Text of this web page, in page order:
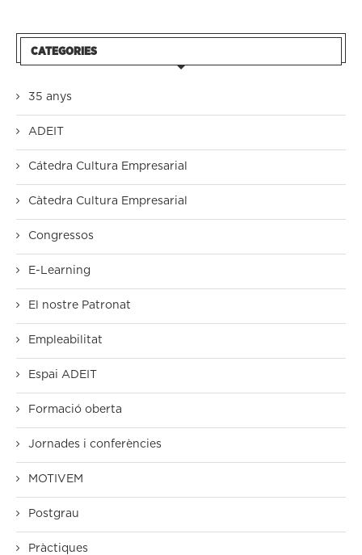
CATEGORIES
35 anys
ADEIT
Cátedra Cultura Empresarial
Càtedra Cultura Empresarial
Congressos
E-Learning
El nostre Patronat
Empleabilitat
Espai ADEIT
Formació oberta
Jornades i conferències
MOTIVEM
Postgrau
Pràctiques